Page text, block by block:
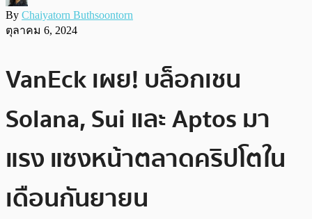
By Chaiyatorn Buthsoontorn
ตุลาคม 6, 2024
VanEck เผย! บล็อกเชน
Solana, Sui และ Aptos มา
แรง แซงหน้าตลาดคริปโตใน
เดือนกันยายน